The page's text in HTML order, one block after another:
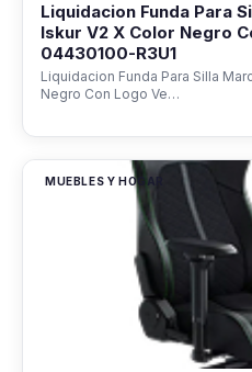
Liquidacion Funda Para
Iskur V2 X Color Negro
04430100-R3U1
Liquidacion Funda Para Silla
Negro Con Logo Ve…
MUEBLES Y HOGAR